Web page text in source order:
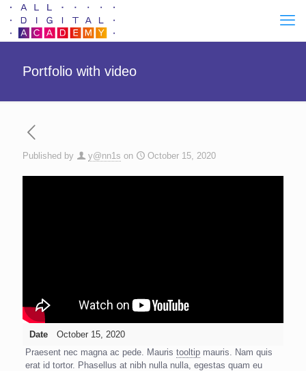
Portfolio with video
Published by y@nn1s on October 15, 2020
Date
October 15, 2020
Praesent nec magna ac pede. Mauris tooltipmauris. Nam quis
erat id tortor. Phasellus at nibh nulla nulla, egestas quam eu